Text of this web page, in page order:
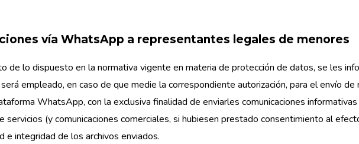
vía WhatsApp a representantes legales de menores
de lo dispuesto en la normativa vigente en materia de protección de datos, se les
empleado, en caso de que medie la correspondiente autorización, para el envío
WhatsApp, con la exclusiva finalidad de enviarles comunicaciones
servicios (y comunicaciones comerciales, si hubiesen prestado consentimiento al
e integridad de los archivos enviados.